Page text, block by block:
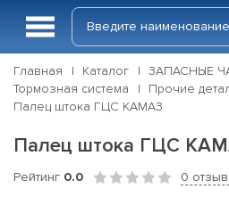
Главная Каталог
ЗАПАСНЫЕ
Тормозная система
Прочие
Палец штока ГЦС КАМАЗ
Палец штока ГЦС
Рейтинг 0.0 0